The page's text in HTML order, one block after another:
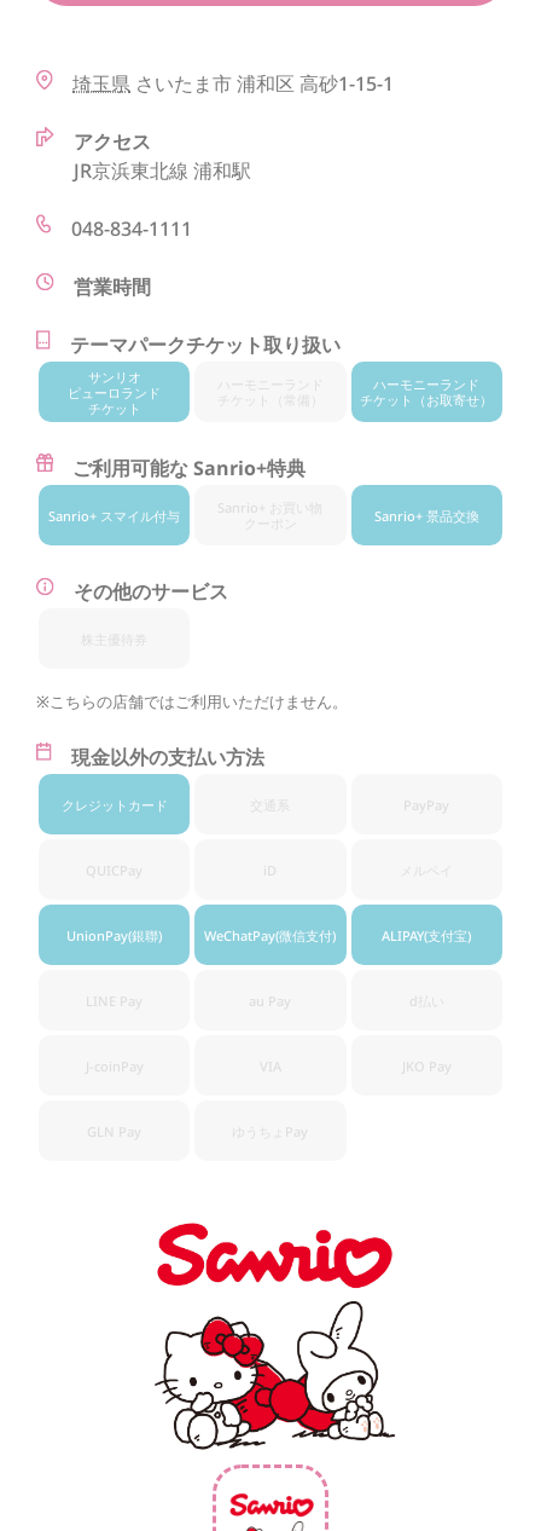
埼玉県 さいたま市浦和区 高砂1-15-1
アクセス
JR京浜東北線 浦和駅
048-834-1111
営業時間
テーマパークチケット取り扱い
サンリオ
ピューロランド
チケット
ランド
（常備）
ハーモニーランド
チケット
（お取寄せ）
ご利用可能な Sanrio+特典
Sanrio+ スマイル付与
Sanrio+ お買い物
クーポン
Sanrio+ 景品交換
その他のサービス
株主優待券
※こちらの店舗ではご利用いただけません。
現金以外の支払い方法
クレジット カード 交通系 PayPay
QUICPay iD
UnionPay(銀聯) WeChatPay(微信支付) ALIPAY(支付宝)
LINE Pay au Pay d払い
J-coinPay VIA JKO Pay
GLN Pay ゆうちょ Pay